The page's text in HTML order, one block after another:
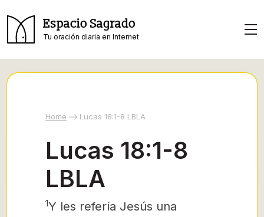
Espacio Sagrado
Tu oración diaria en Internet
Home Lucas 18:1-8 LBLA
Lucas 18:1-8
LBLA
1Y les refería Jesús una